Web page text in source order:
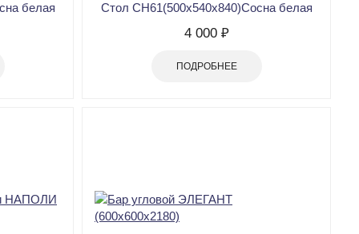
белая Стол CH61(500х540х840)Сосна белая
4 000 ₽
ПОДРОБНЕЕ